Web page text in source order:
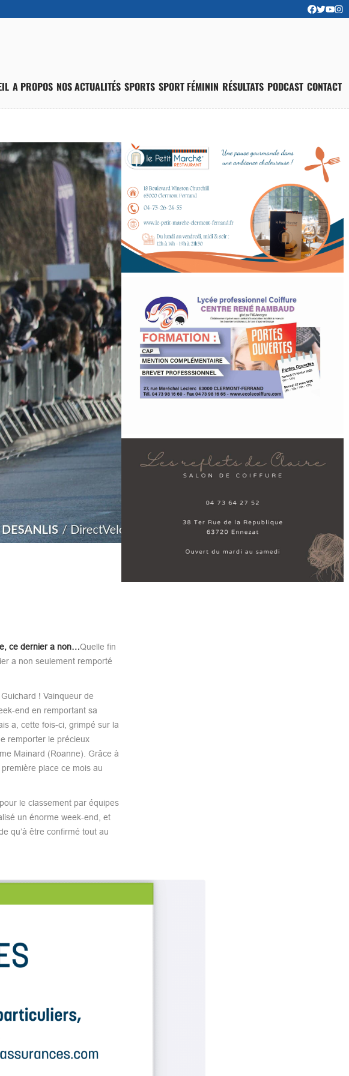
A PROPOS NOS ACTUALITÉS SPORTS SPORT FÉMININ RÉSULTATS PODCAST CONTACT
ce dernier a non…Quelle fin
a non seulement remporté
! Vainqueur de
end en remportant sa
a, cette fois-ci, grimpé sur la
remporter le précieux
Mainard (Roanne). Grâce à
place ce mois au
le classement par équipes
un énorme week-end, et
qu’à être confirmé tout au